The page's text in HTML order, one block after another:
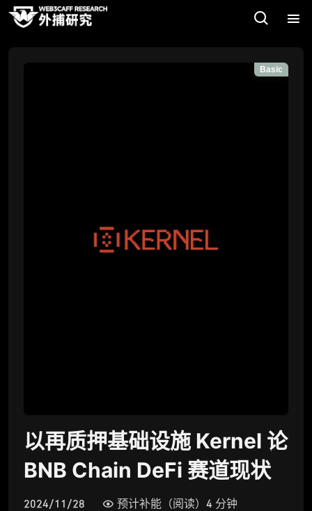
Basic
以再质押基础设施 Kernel 论
BNB Chain DeFi 赛道现状
2024/11/28 预计补能（阅读）4 分钟